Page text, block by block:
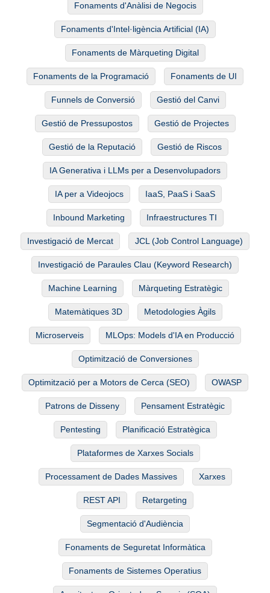
Fonaments d'Anàlisi de Negocis
Fonaments d'Intel·ligència Artificial (IA)
Fonaments de Màrqueting Digital
Fonaments de la Programació Fonaments de UI
Funnels de Conversió Gestió del Canvi
Gestió de Pressupostos Gestió de Projectes
Gestió de la Reputació Gestió de Riscos
IA Generativa i LLMs per a Desenvolupadors
IA per a Videojocs IaaS, PaaS i SaaS
Inbound Marketing Infraestructures TI
Investigació de Mercat JCL (Job Control Language)
Investigació de Paraules Clau (Keyword Research)
Machine Learning Màrqueting Estratègic
Matemàtiques 3D Metodologies Àgils
Microserveis MLOps: Models d'IA en Producció
Optimització de Conversiones
Optimització per a Motors de Cerca (SEO) OWASP
Patrons de Disseny Pensament Estratègic
Pentesting Planificació Estratègica
Plataformes de Xarxes Socials
Processament de Dades Massives Xarxes
REST API Retargeting
Segmentació d'Audiència
Fonaments de Seguretat Informàtica
Fonaments de Sistemes Operatius